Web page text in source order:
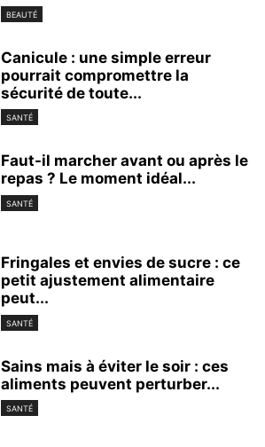
BEAUTÉ
Canicule : une simple erreur
pourrait compromettre la
sécurité de toute...
SANTÉ
Faut-il marcher avant ou après le
repas ? Le moment idéal...
SANTÉ
Fringales et envies de sucre : ce
petit ajustement alimentaire
peut...
SANTÉ
Sains mais à éviter le soir : ces
aliments peuvent perturber...
SANTÉ